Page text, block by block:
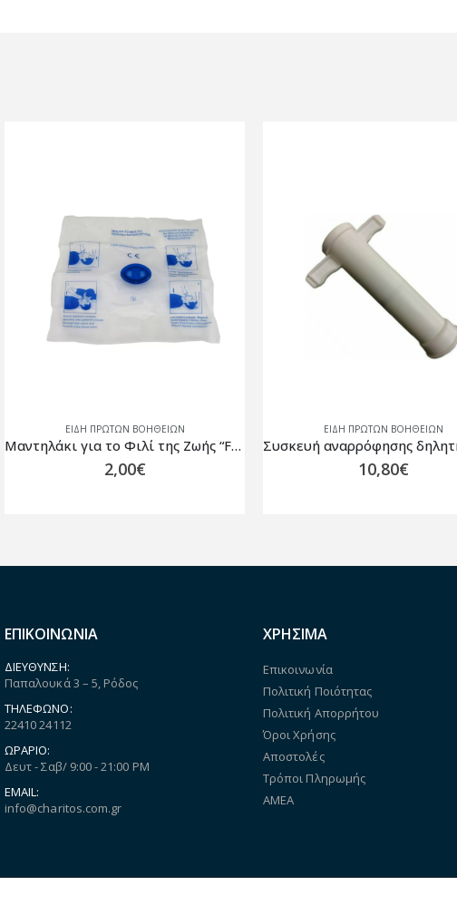
ΕΙΔΗ ΠΡΩΤΩΝ ΒΟΗΘΕΙΩΝ
Συσκευή αναρρόφησης δηλητήριου Suck Venom
10,80€
ΕΙΔΗ ΠΡΩΤΩΝ ΒΟΗΘΕΙΩΝ
255,00€
ΕΠΙΚΟΙΝΩΝΙΑ
ΔΙΕΎΘΥΝΣΗ:
Παπαλουκά 3 – 5, Ρόδος
ΤΗΛΈΦΩΝΟ:
22410 24112
ΩΡΆΡΙΟ:
Δευτ - Σαβ/ 9:00 - 21:00 PM
EMAIL:
info@charitos.com.gr
ΧΡΗΣΙΜΑ
Επικοινωνία
Πολιτική Ποιότητας
Πολιτική Απορρήτου
Όροι Χρήσης
Αποστολές
Τρόποι Πληρωμής
ΑΜΕΑ